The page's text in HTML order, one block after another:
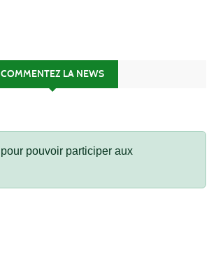
COMMENTEZ LA NEWS
pour pouvoir participer aux